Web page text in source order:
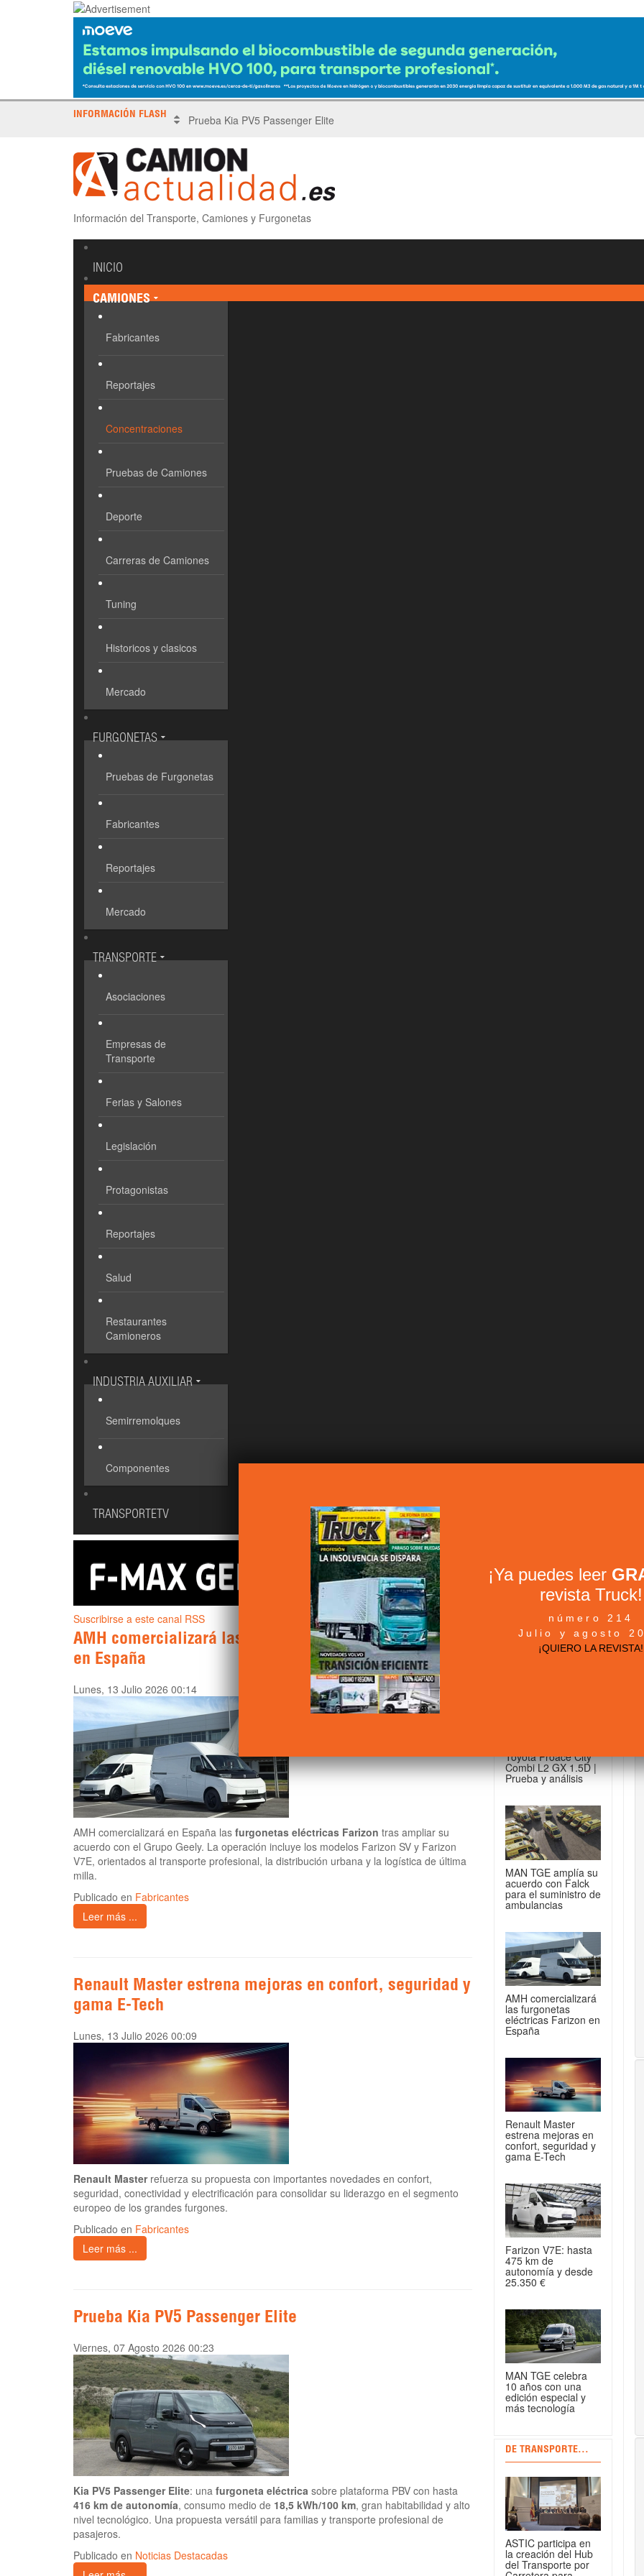
INFORMACIÓN FLASH X Tronada Almería | Encuentro del Pegaso Troner
Información del Transporte, Camiones y Furgonetas
INICIO
CAMIONES
Fabricantes
Reportajes
Concentraciones
Pruebas de Camiones
Deporte
Carreras de Camiones
Tuning
Historicos y clasicos
Mercado
FURGONETAS
Pruebas de Furgonetas
Fabricantes
Reportajes
Mercado
TRANSPORTE
Asociaciones
Empresas de
Transporte
Ferias y Salones
Legislación
Protagonistas
Reportajes
Salud
Restaurantes
Camioneros
INDUSTRIA AUXILIAR
Semirremolques
Componentes
TRANSPORTETV
Suscribirse a este canal RSS
AMH comercializará las furgonetas eléctricas Farizon
en España
Lunes, 13 Julio 2026 00:14
AMH comercializará en España las furgonetas eléctricas Farizon tras ampliar su
acuerdo con el Grupo Geely. La operación incluye los modelos Farizon SV y Farizon
V7E, orientados al transporte profesional, la distribución urbana y la logística de última
milla.
Publicado en Fabricantes
Leer más ...
Renault Master estrena mejoras en confort, seguridad y
gama E-Tech
Lunes, 13 Julio 2026 00:09
Renault Masterrefuerza su propuesta con importantes novedades en confort,
seguridad, conectividad y electrificación para consolidar su liderazgo en el segmento
europeo de los grandes furgones.
Publicado en Fabricantes
Leer más ...
Prueba Kia PV5 Passenger Elite
Viernes, 07 Agosto 2026 00:23
Kia PV5 Passenger Elite: una furgoneta eléctrica sobre plataforma PBV con hasta
416 km de autonomía, consumo medio de 18,5 kWh/100 km, gran habitabilidad y alto
nivel tecnológico. Una propuesta versátil para familias y transporte profesional de
pasajeros.
Publicado en Noticias Destacadas
+ NOTICIAS...
Toyota Proace City
Combi L2 GX 1.5D |
Prueba y análisis
MAN TGE amplía su
acuerdo con Falck
para el suministro de
ambulancias
AMH comercializará
las furgonetas
eléctricas Farizon en
España
Renault Master
estrena mejoras en
confort, seguridad y
gama E-Tech
Farizon V7E: hasta
475 km de
autonomía y desde
25.350 €
MAN TGE celebra
10 años con una
edición especial y
más tecnología
DE TRANSPORTE...
ASTIC participa en
la creación del Hub
del Transporte por
¡Ya puedes leer
revista Truck!
número 214
Julio y agosto
¡QUIERO LA REVISTA!